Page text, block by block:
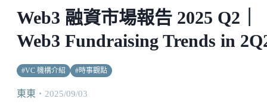
Web3 融資市場報告 2025 Q2｜
Web3 Fundraising Trends in
#VC 機構介紹 #時事觀點
東東 ・ 2025/09/03